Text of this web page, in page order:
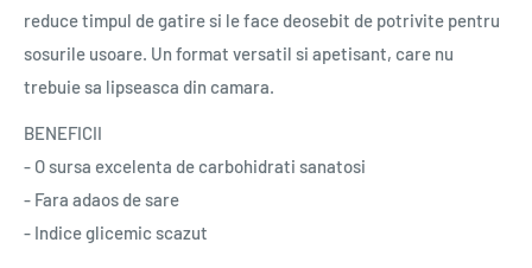
reduce timpul de gatire si le face deosebit de potrivite pentru
sosurile usoare. Un format versatil si apetisant, care nu
trebuie sa lipseasca din camara.
BENEFICII
- O sursa excelenta de carbohidrati sanatosi
- Fara adaos de sare
- Indice glicemic scazut